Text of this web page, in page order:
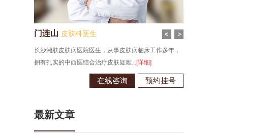
门连山 皮肤科医生
长沙湘肤皮肤病医院医生，从事皮肤病临床工作多年，
拥有扎实的中西医结合治疗皮肤疑难...[详细]
在线咨询 预约挂号
最新文章